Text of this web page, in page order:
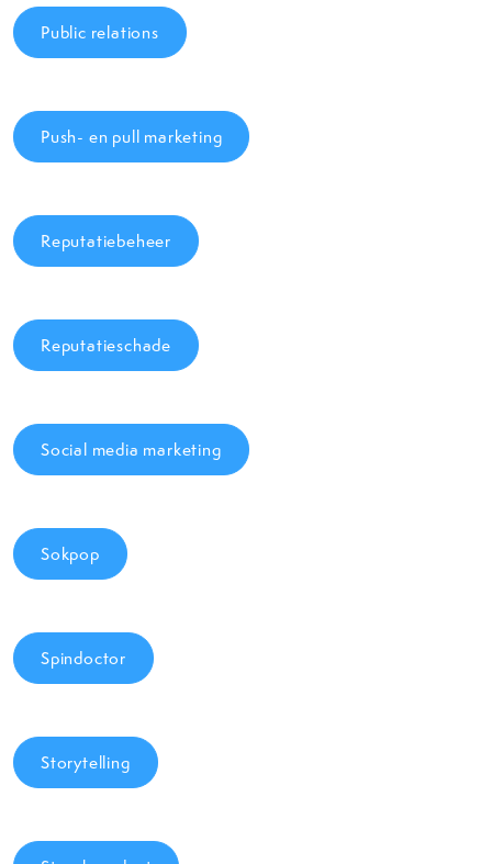
Public relations
Push- en pull marketing
Reputatiebeheer
Reputatieschade
Social media marketing
Sokpop
Spindoctor
Storytelling